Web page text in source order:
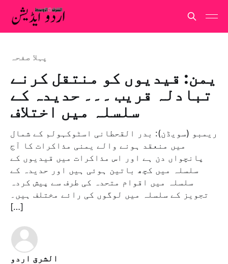
پہلا صفحہ
یمن: قیدیوں کو منتقل کرنے
تبادلہ قریب ۔۔۔ حدیدہ کے
سلسلہ میں اختلاف
ریمبو (سویڈن): بدر القحطانی اسٹوکہولم کے شمال
میں منعقد ہونے والے یمنی مذاکرات کا آج
پانچواں دن ہے اور اس مذاکرات میں قیدیوں کے
سلسلہ میں کچھ باتین ہوئی ہیں اور حدیدہ کے
سلسلہ میں اقوام متحدہ کی طرف سے پیش کردہ
تجویز کے سلسلہ میں لوگوں کی رائے مختلف ہیں۔
[…]
الشرق اردو